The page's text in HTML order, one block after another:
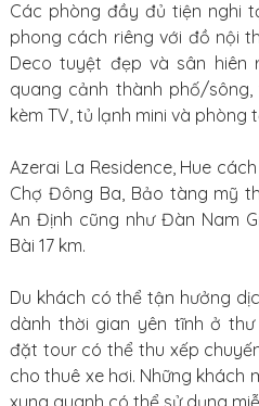
Các phòng đầy đủ tiện nghi
phong cách riêng với đồ nội
Deco tuyệt đẹp và sân hiên
quang cảnh thành phố/
kèm TV, tủ lạnh mini và phòng
Azerai La Residence, Hue
Chợ Đông Ba, Bảo tàng mỹ
An Định cũng như Đàn Nam
Bài 17 km.
Du khách có thể tận hưởng
dành thời gian yên tĩnh ở
đặt tour có thể thu xếp
cho thuê xe hơi. Những khách
xung quanh có thể sử dụng